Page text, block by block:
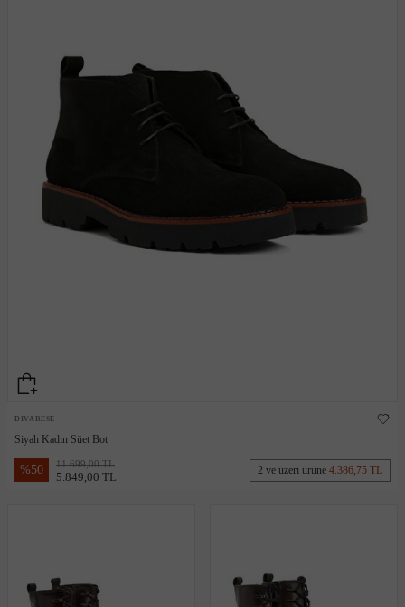
DIVARESE
Siyah Kadın Süet Bot
%50 11.699,00 TL
5.849,00 TL 2 ve üzeri ürüne 4.386,75 TL